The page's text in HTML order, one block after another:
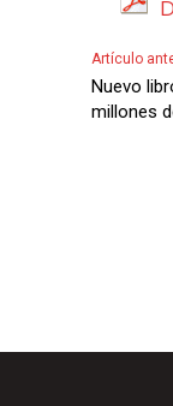
Artículo
Nuevo
millones